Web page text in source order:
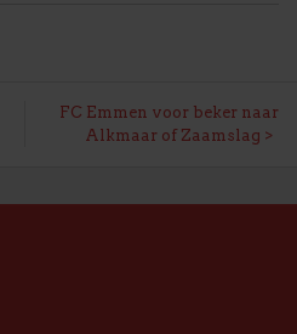
FC Emmen voor beker naar
Alkmaar of Zaamslag